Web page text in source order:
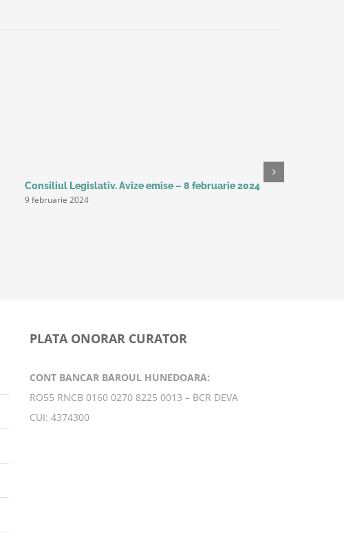
Consiliul Legislativ. Avize emise – 8 februarie 2024
9 februarie 2024
PLATA ONORAR CURATOR
CONT BANCAR BAROUL HUNEDOARA:
RO55 RNCB 0160 0270 8225 0013 – BCR DEVA
CUI: 4374300